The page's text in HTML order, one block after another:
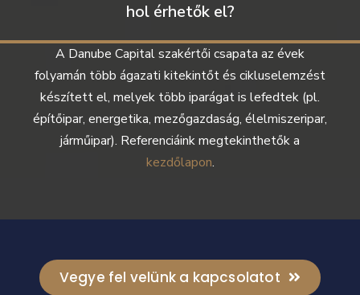
hol érhetők el?
A Danube Capital szakértői csapata az évek
folyamán több ágazati kitekintőt és cikluselemzést
készített el, melyek több iparágat is lefedtek (pl.
építőipar, energetika, mezőgazdaság, élelmiszeripar,
járműipar). Referenciáink megtekinthetők a
kezdőlapon.
Vegye fel velünk a kapcsolatot